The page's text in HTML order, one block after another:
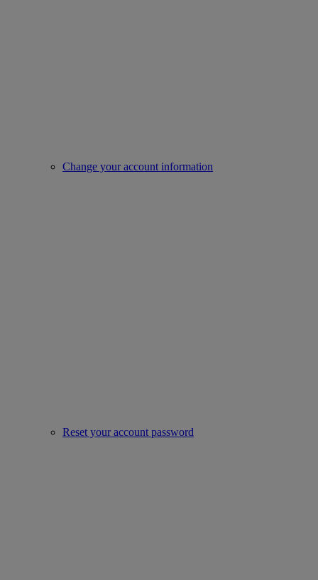
Change your account information
Reset your account password